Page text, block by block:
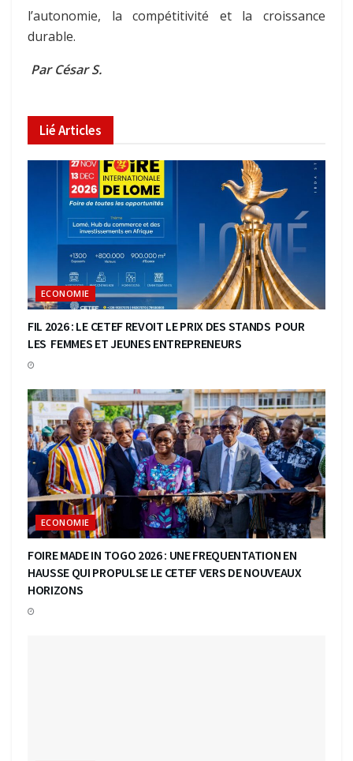
l’autonomie, la compétitivité et la croissance
durable.
Par César S.
LiéArticles
ECONOMIE
FIL 2026 : LE CETEF REVOIT LE PRIX DES STANDS POUR
LES FEMMES ET JEUNES ENTREPRENEURS
ECONOMIE
FOIRE MADE IN TOGO 2026 : UNE FREQUENTATION EN
HAUSSE QUI PROPULSE LE CETEF VERS DE NOUVEAUX
HORIZONS